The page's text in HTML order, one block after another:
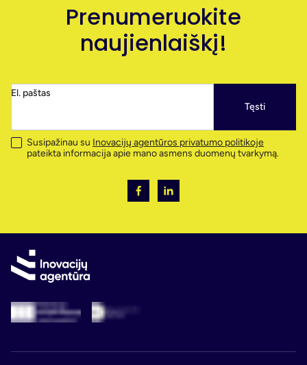
Prenumeruokite
naujienlaiškį!
El. paštas
Tęsti
Susipažinau su Inovacijų agentūros privatumo politikoje
pateikta informacija apie mano asmens duomenų tvarkymą.